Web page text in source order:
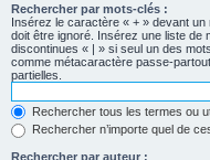
Rechercher par mots-clés :
Insérez le caractère « + » devant
doit être ignoré. Insérez une liste
discontinues « | » si seul un des
comme métacaractère passe-
partielles.
Rechercher tous les termes ou
Rechercher n’importe quel de
Rechercher par auteur :